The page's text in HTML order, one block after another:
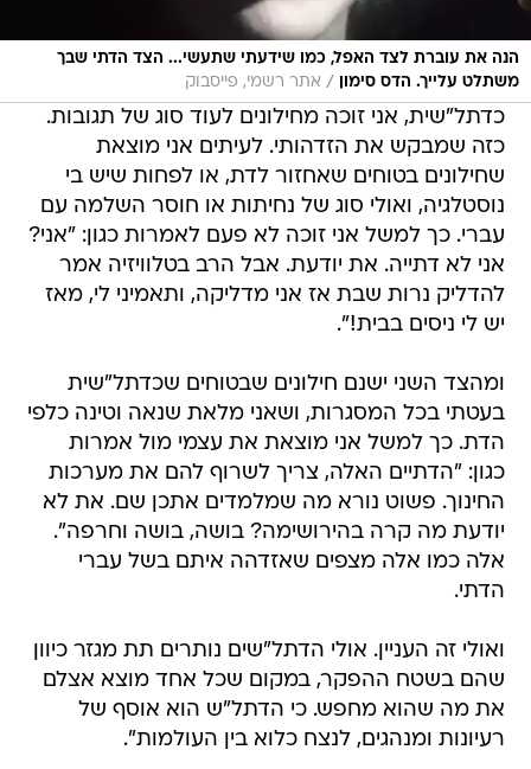
הנה את עוברת לצד האפל, כמו שידעתי שתעשי... הצד הדתי שבך
משתלט עלייך. הדס סימון
/ אתר רשמי, פייסבוק
כדתל"שית, אני זוכה מחילונים לעוד סוג של תגובות.
כזה שמבקש את הזדהותי. לעיתים אני מוצאת
שחילונים בטוחים שאחזור לדת, או לפחות שיש בי
נוסטלגיה, ואולי סוג של נחיתות או חוסר השלמה עם
עברי. כך למשל אני זוכה לא פעם לאמרות כגון: "אני?
אני לא דתייה. את יודעת. אבל הרב בטלוויזיה אמר
להדליק נרות שבת אז אני מדליקה, ותאמיני לי, מאז
יש לי ניסים בבית!".
ומהצד השני ישנם חילונים שבטוחים שכדתל"שית
בעטתי בכל המסגרות, ושאני מלאת שנאה וטינה כלפי
הדת. כך למשל אני מוצאת את עצמי מול אמרות
כגון: "הדתיים האלה, צריך לשרוף להם את מערכות
החינוך. פשוט נורא מה שמלמדים אתכן שם. את לא
יודעת מה קרה בהירושימה? בושה, בושה וחרפה".
אלה כמו אלה מצפים שאזדהה איתם בשל עברי
הדתי.
ואולי זה העניין. אולי הדתל"שים נותרים תת מגזר כיוון
שהם בשטח ההפקר, במקום שכל אחד מוצא אצלם
את מה שהוא מחפש. כי הדתל"ש הוא אוסף של
רעיונות ומנהגים, לנצח כלוא בין העולמות".